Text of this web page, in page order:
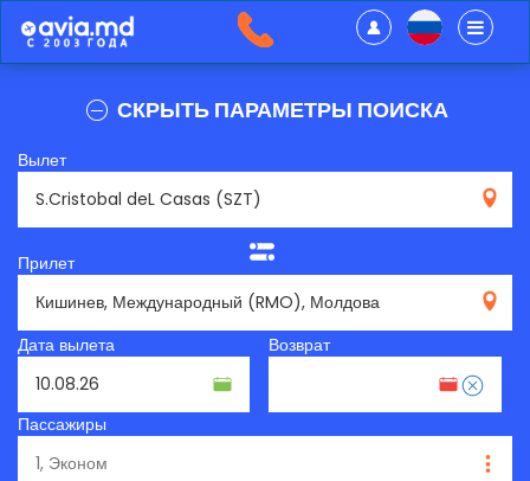
СКРЫТЬ ПАРАМЕТРЫ ПОИСКА
Вылет
Прилет
Дата вылета
Возврат
Пассажиры